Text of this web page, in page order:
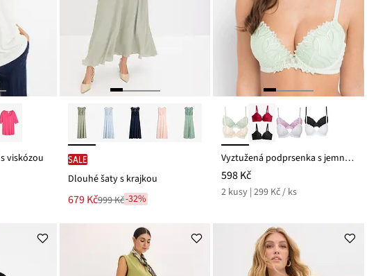
viskózou SALE
Dlouhé šaty s krajkou
Nová
je
679 Kč
Zlevněno999 Kč-32%
Vyztužená podprsenka s jemnou výšivkou (2 ks v balení)
598 Kč
2 kusy | 299 Kč / ks